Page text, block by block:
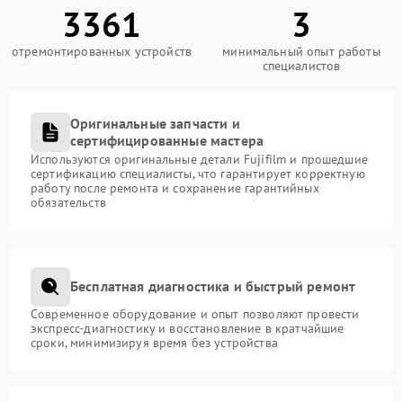
3361
отремонтированных устройств
3
минимальный опыт работы
специалистов
Оригинальные запчасти и
сертифицированные мастера
Используются оригинальные детали Fujifilm и прошедшие
сертификацию специалисты, что гарантирует корректную
работу после ремонта и сохранение гарантийных
обязательств
Бесплатная диагностика и быстрый ремонт
Современное оборудование и опыт позволяют провести
экспресс-диагностику и восстановление в кратчайшие
сроки, минимизируя время без устройства